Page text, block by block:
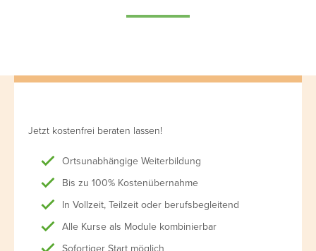
Jetzt kostenfrei beraten lassen!
Ortsunabhängige Weiterbildung
Bis zu 100% Kostenübernahme
In Vollzeit, Teilzeit oder berufsbegleitend
Alle Kurse als Module kombinierbar
Sofortiger Start möglich